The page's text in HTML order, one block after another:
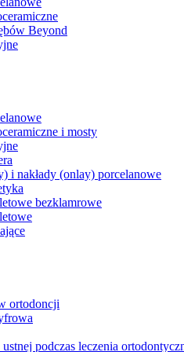
Beyond
i mosty
i nakłady (onlay) porcelanowe
bezklamrowe
ortodoncji
podczas leczenia